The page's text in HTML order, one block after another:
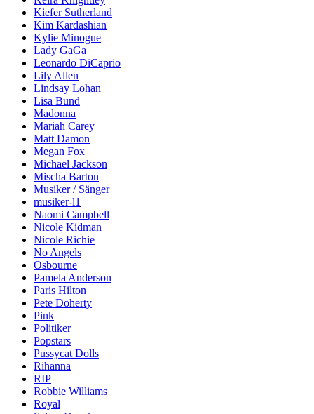
Kiefer Sutherland
Kim Kardashian
Kylie Minogue
Lady GaGa
Leonardo DiCaprio
Lily Allen
Lindsay Lohan
Lisa Bund
Madonna
Mariah Carey
Matt Damon
Megan Fox
Michael Jackson
Mischa Barton
Musiker / Sänger
musiker-l1
Naomi Campbell
Nicole Kidman
Nicole Richie
No Angels
Osbourne
Pamela Anderson
Paris Hilton
Pete Doherty
Pink
Politiker
Popstars
Pussycat Dolls
Rihanna
RIP
Robbie Williams
Royal